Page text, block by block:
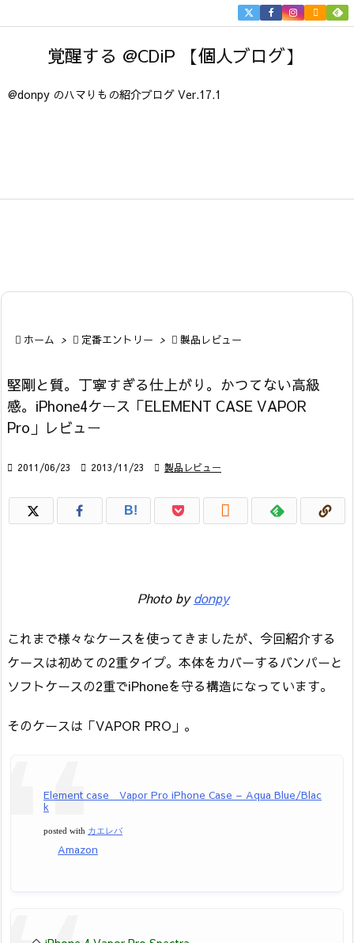
覚醒する @CDiP 【個人ブログ】
@donpy のハマりもの紹介ブログ Ver.17.1


 ホーム >  定番エントリー >  製品レビュー
堅剛と質。丁寧すぎる仕上がり。かつてない高級
感。iPhone4ケース「ELEMENT CASE VAPOR
Pro」レビュー
 2011/06/23  2013/11/23  製品レビュー
B! 
Photo bydonpy
これまで様々なケースを使ってきましたが、今回紹介する
ケースは初めての2重タイプ。本体をカバーするバンパーと
ソフトケースの2重でiPhoneを守る構造になっています。
そのケースは「VAPOR PRO」。
Element case Vapor Pro iPhone Case – Aqua Blue/Blac
k
posted with カエレバ
Amazon